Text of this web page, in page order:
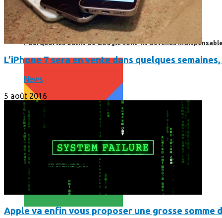
Print’Minute
Print'Minute
Pourquoi les outils de Google sont-ils devenus
L’iPhone 7 sera en vente dans quelques
News
5 août 2016
Apple va enfin vous proposer une grosse somme